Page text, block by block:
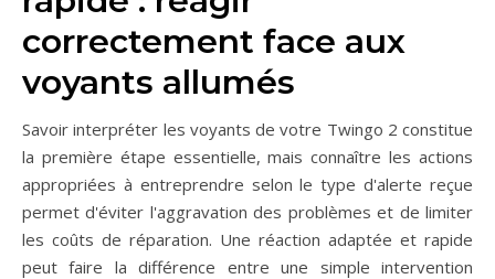
correctement face aux
voyants allumés
Savoir interpréter les voyants de votre Twingo 2 constitue
la première étape essentielle, mais connaître les actions
appropriées à entreprendre selon le type d'alerte reçue
permet d'éviter l'aggravation des problèmes et de limiter
les coûts de réparation. Une réaction adaptée et rapide
peut faire la différence entre une simple intervention